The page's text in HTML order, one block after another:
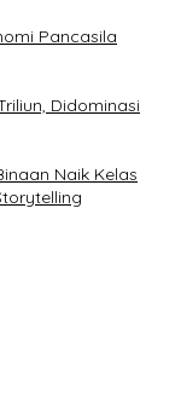
Pancasila
Didominasi
Naik Kelas